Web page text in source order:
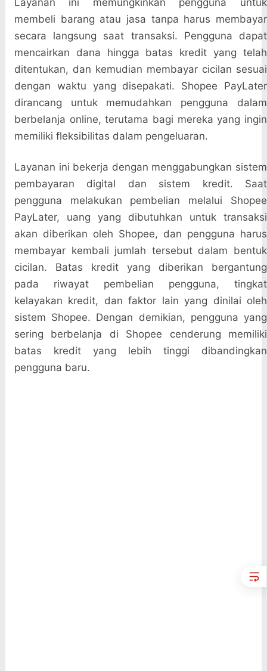
Layanan ini memungkinkan pengguna untuk
membeli barang atau jasa tanpa harus membayar
secara langsung saat transaksi. Pengguna dapat
mencairkan dana hingga batas kredit yang telah
ditentukan, dan kemudian membayar cicilan sesuai
dengan waktu yang disepakati. Shopee PayLater
dirancang untuk memudahkan pengguna dalam
berbelanja online, terutama bagi mereka yang ingin
memiliki fleksibilitas dalam pengeluaran.
Layanan ini bekerja dengan menggabungkan sistem
pembayaran digital dan sistem kredit. Saat
pengguna melakukan pembelian melalui Shopee
PayLater, uang yang dibutuhkan untuk transaksi
akan diberikan oleh Shopee, dan pengguna harus
membayar kembali jumlah tersebut dalam bentuk
cicilan. Batas kredit yang diberikan bergantung
pada riwayat pembelian pengguna, tingkat
kelayakan kredit, dan faktor lain yang dinilai oleh
sistem Shopee. Dengan demikian, pengguna yang
sering berbelanja di Shopee cenderung memiliki
batas kredit yang lebih tinggi dibandingkan
pengguna baru.